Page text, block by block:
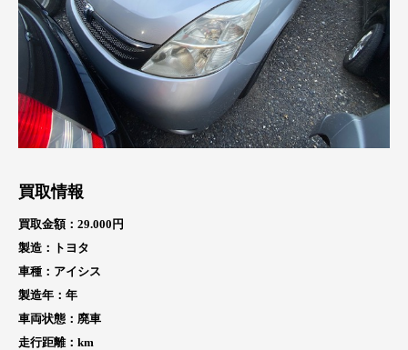
買取情報
買取金額：29.000円
製造：トヨタ
車種：アイシス
製造年： 年
車両状態：廃車
走行距離： km